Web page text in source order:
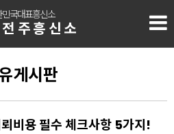
민국대표흥신소
주흥신소
게시판
비용 필수 체크사항 5가지!